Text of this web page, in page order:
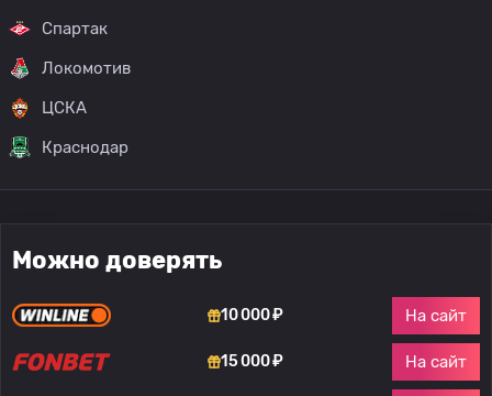
Спартак
Локомотив
ЦСКА
Краснодар
Можно доверять
10 000 ₽ На сайт
15 000 ₽ На сайт